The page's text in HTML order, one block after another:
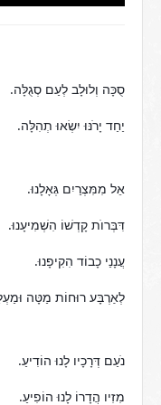
סֻכָּה וְלוּלָב לְעַם סְגֻלָּה.
יַחַד יָרֹנּוּ יִשְׂאוּ תְהִלָּה.
אֵל מִמִּצְרַיִם גְּאָלָנוּ.
דִּבְּרוׁת קָדְשׁוֹ הִשְׁמִיעָנוּ.
עֲנָנַי כָבוֹד הִקִיפָנוּ.
לְאַרְבָּע רוּחוֹת מַטָּה
נֹעַם דְּרָכָיו לָנוּ הוֹדִיעַ.
מִזִיו הֲדָרוֹ לָנוּ הוֹפִיעַ.